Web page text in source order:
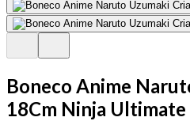
Boneco Anime
18Cm Ninja Ultimate